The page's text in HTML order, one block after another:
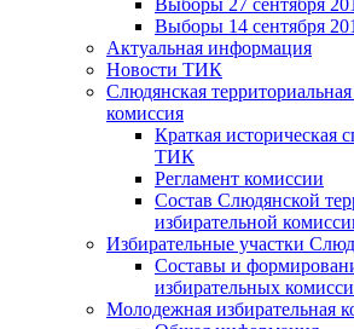
Выборы 27 сентября
Выборы 14 сентября
Актуальная информация
Новости ТИК
Слюдянская
комиссия
Краткая историческая
ТИК
Регламент комиссии
Состав Слюдянской
избирательной
Избирательные участки
Составы и
избирательных
Молодежная избирательная